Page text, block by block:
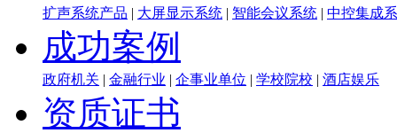
扩声系统产品 | 大屏显示系统 | 智能会议系统 | 中控集成
成功案例
政府机关 | 金融行业 | 企事业单位 | 学校院校 | 酒店娱乐
资质证书